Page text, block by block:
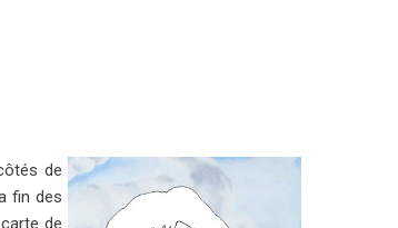
de
fin des
de